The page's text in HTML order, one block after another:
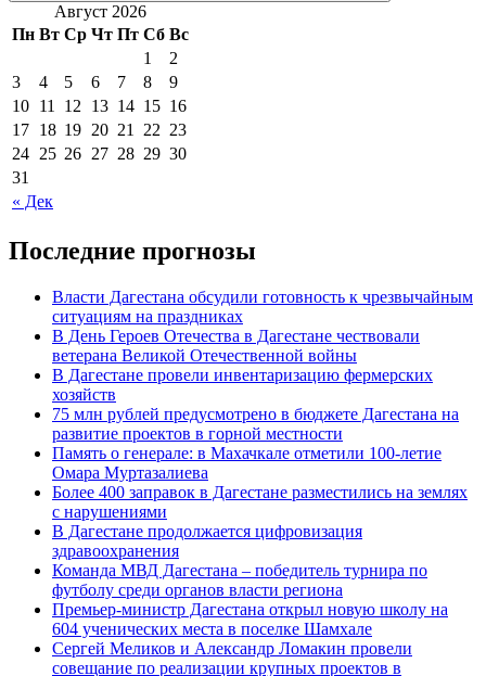
Август 2026
Пн Вт Ср Чт Пт Сб Вс
« Дек
1
2
3
4 5 6 7 8
9
10 11 12 13 14 15 16
17 18 19 20 21 22 23
24 25 26 27 28 29 30
31
Последние прогнозы
Власти Дагестана обсудили готовность к чрезвычайным
ситуациям на праздниках
В День Героев Отечества в Дагестане чествовали
ветерана Великой Отечественной войны
В Дагестане провели инвентаризацию фермерских
хозяйств
75 млн рублей предусмотрено в бюджете Дагестана на
развитие проектов в горной местности
Память о генерале: в Махачкале отметили 100-летие
Омара Муртазалиева
Более 400 заправок в Дагестане разместились на землях
с нарушениями
В Дагестане продолжается цифровизация
здравоохранения
Команда МВД Дагестана – победитель турнира по
футболу среди органов власти региона
Премьер-министр Дагестана открыл новую школу на
604 ученических места в поселке Шамхале
Сергей Меликов и Александр Ломакин провели
совещание по реализации крупных проектов в